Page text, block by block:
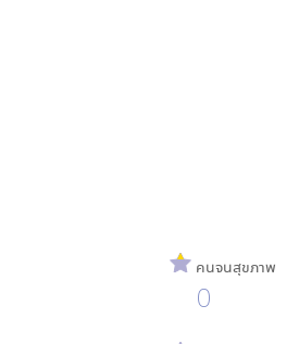
คนจนสุขภาพ
0